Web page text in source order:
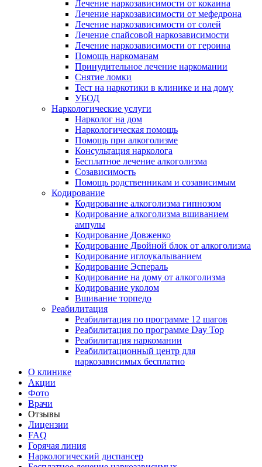
Лечение наркозависимости от кокаина
Лечение наркозависимости от мефедрона
Лечение наркозависимости от солей
Лечение спайсовой наркозависимости
Лечение наркозависимости от героина
Помощь наркоманам
Принудительное лечение наркомании
Снятие ломки
Тест на наркотики в клинике и на дому
УБОД
Наркологические услуги
Нарколог на дом
Наркологическая помощь
Помощь при алкоголизме
Консультация нарколога
Бесплатное лечение алкоголизма
Созависимость
Помощь родственникам и созависимым
Кодирование
Кодирование алкоголизма гипнозом
Кодирование алкоголизма вшиванием
ампулы
Кодирование Довженко
Кодирование Двойной блок от алкоголизма
Кодирование иглоукалыванием
Кодирование Эспераль
Кодирование на дому от алкоголизма
Кодирование уколом
Вшивание торпедо
Реабилитация
Реабилитация по программе 12 шагов
Реабилитация по программе Day Top
Реабилитация наркомании
Реабилитационный центр для
наркозависимых бесплатно
О клинике
Акции
Фото
Врачи
Отзывы
Лицензии
FAQ
Горячая линия
Наркологический диспансер